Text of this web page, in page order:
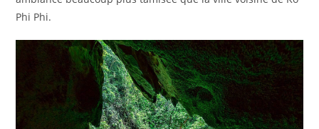
Phi Phi.